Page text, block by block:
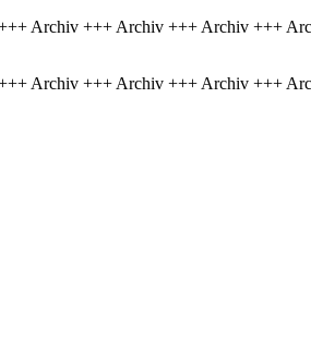
Archiv +++ Archiv +++ Archiv +++
Archiv +++ Archiv +++ Archiv +++